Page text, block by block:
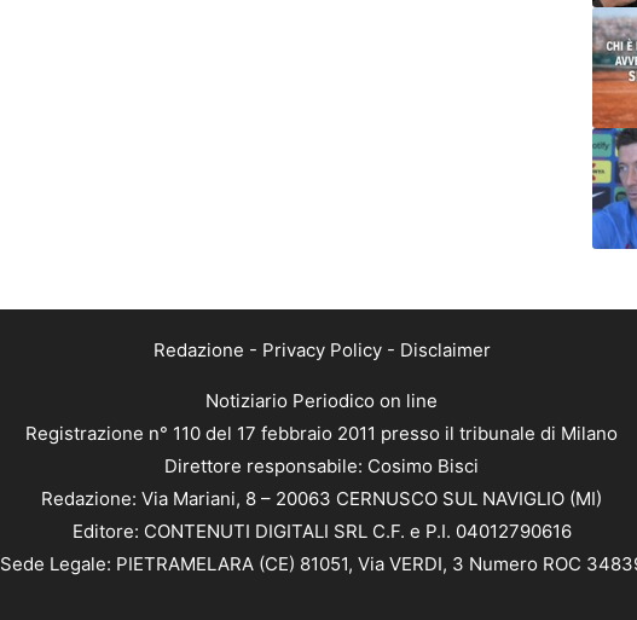
Redazione - Privacy Policy- Disclaimer
Notiziario Periodico on line
Registrazione n° 110 del 17 febbraio 2011 presso il tribunale di Milano
Direttore responsabile: Cosimo Bisci
Redazione: Via Mariani, 8 – 20063 CERNUSCO SUL NAVIGLIO (MI)
Editore: CONTENUTI DIGITALI SRL C.F. e P.I. 04012790616
Sede Legale: PIETRAMELARA (CE) 81051, Via VERDI, 3 Numero ROC